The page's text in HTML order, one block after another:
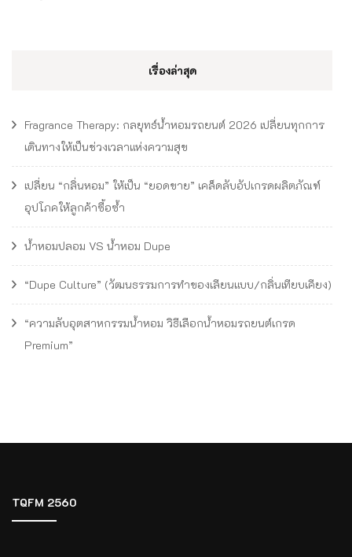
เรื่องล่าสุด
Fragrance Therapy: กลยุทธ์น้ำหอมรถยนต์ 2026 เปลี่ยนทุกการ
เดินทางให้เป็นช่วงเวลาแห่งความสุข
เปลี่ยน “กลิ่นหอม” ให้เป็น “ยอดขาย” เคล็ดลับอัปเกรดผลิตภัณฑ์
อุปโภคให้ลูกค้าซื้อซ้ำ
น้ำหอมปลอม VS น้ำหอม Dupe
“Dupe Culture” (วัฒนธรรมการทำของเลียนแบบ/กลิ่นเทียบเคียง)
“ความลับอุตสาหกรรมน้ำหอม วิธีเลือกน้ำหอมรถยนต์เกรด
Premium”
TQFM 2560